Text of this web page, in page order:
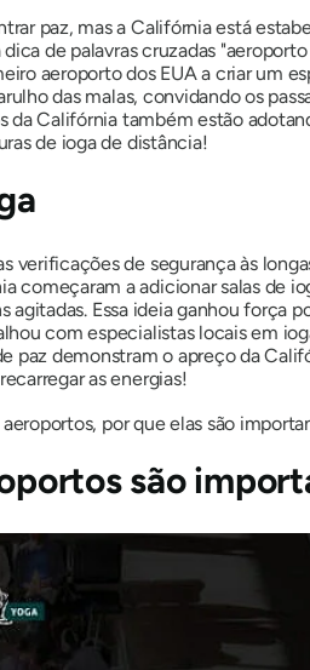
paz, mas a Califórnia está
de palavras cruzadas
aeroporto dos EUA a criar um
das malas, convidando os
Califórnia também estão
de ioga de distância!
de segurança às
começaram a adicionar salas de
Essa ideia ganhou força
com especialistas locais em
paz demonstram o apreço da
as energias!
por que elas são
são